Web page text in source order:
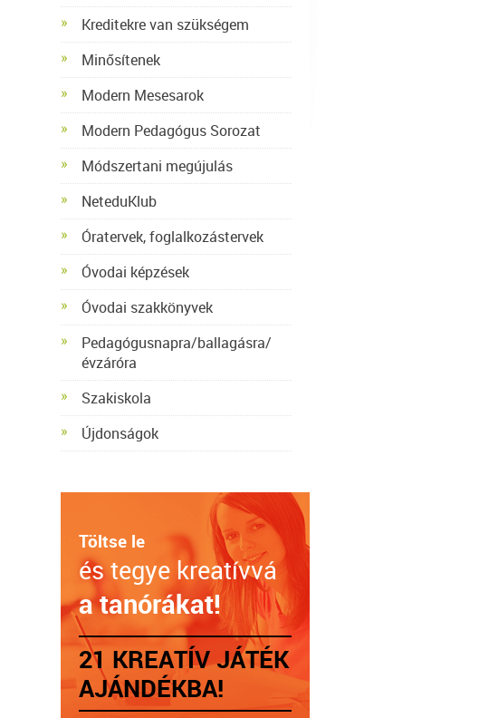
Kreditekre van szükségem
Minősítenek
Modern Mesesarok
Modern Pedagógus Sorozat
Módszertani megújulás
NeteduKlub
Óratervek, foglalkozástervek
Óvodai képzések
Óvodai szakkönyvek
Pedagógusnapra/ballagásra/
évzáróra
Szakiskola
Újdonságok
Töltse le
és tegye kreatívvá
a tanórákat!
21 KREATÍV JÁTÉK
AJÁNDÉKBA!